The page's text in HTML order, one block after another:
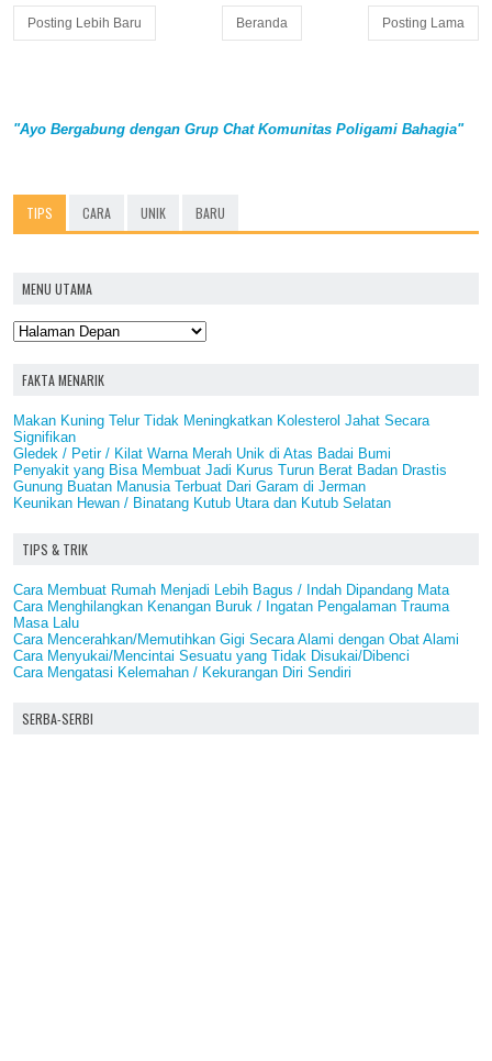
Posting Lebih Baru Posting Lama
Beranda
"Ayo Bergabung dengan Grup Chat Komunitas Poligami Bahagia"
TIPS CARA UNIK BARU
MENU UTAMA
FAKTA MENARIK
Makan Kuning Telur Tidak Meningkatkan Kolesterol Jahat Secara
Signifikan
Gledek / Petir / Kilat Warna Merah Unik di Atas Badai Bumi
Penyakit yang Bisa Membuat Jadi Kurus Turun Berat Badan Drastis
Gunung Buatan Manusia Terbuat Dari Garam di Jerman
Keunikan Hewan / Binatang Kutub Utara dan Kutub Selatan
TIPS & TRIK
Cara Membuat Rumah Menjadi Lebih Bagus / Indah Dipandang Mata
Cara Menghilangkan Kenangan Buruk / Ingatan Pengalaman Trauma
Masa Lalu
Cara Mencerahkan/Memutihkan Gigi Secara Alami dengan Obat Alami
Cara Menyukai/Mencintai Sesuatu yang Tidak Disukai/Dibenci
Cara Mengatasi Kelemahan / Kekurangan Diri Sendiri
SERBA-SERBI